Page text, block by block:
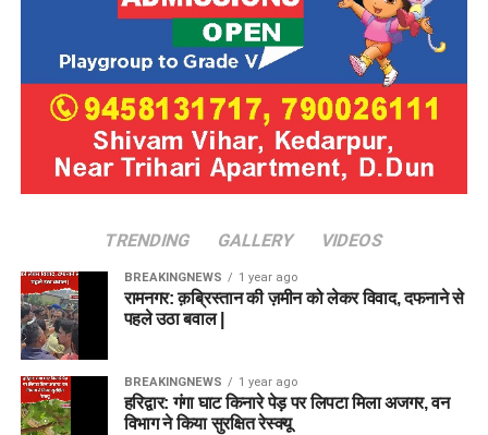
TRENDING GALLERY VIDEOS
BREAKINGNEWS 1 year ago
रामनगर: क़ब्रिस्तान की ज़मीन को लेकर विवाद, दफनाने से
पहले उठा बवाल |
BREAKINGNEWS 1 year ago
हरिद्वार: गंगा घाट किनारे पेड़ पर लिपटा मिला अजगर, वन
विभाग ने किया सुरक्षित रेस्क्यू